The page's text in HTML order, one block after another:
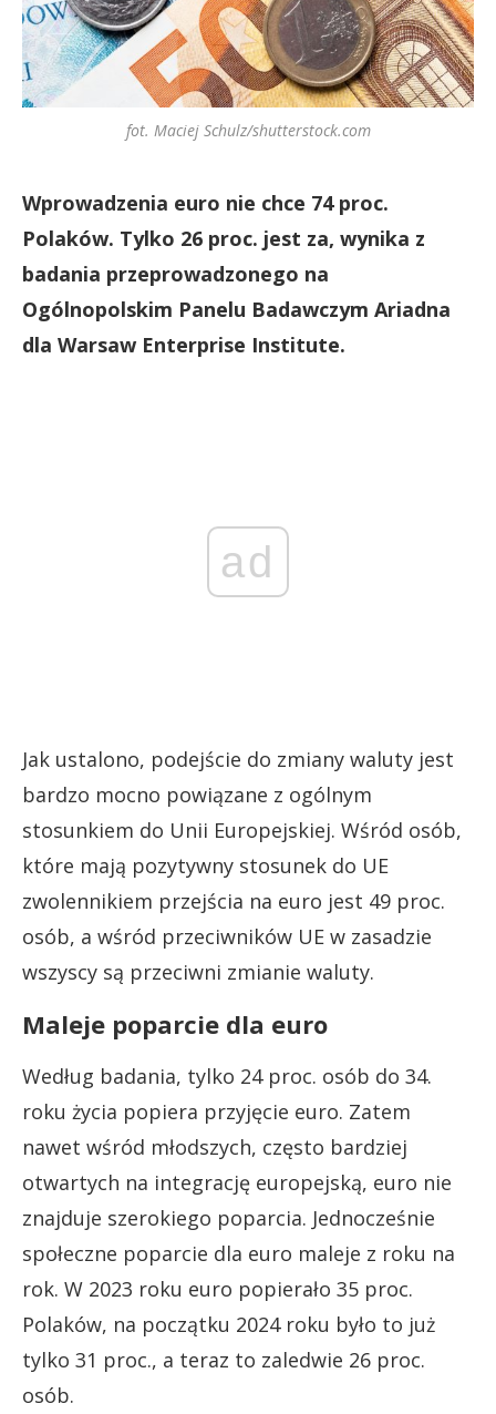
fot. Maciej Schulz/shutterstock.com
Wprowadzenia euro nie chce 74 proc.
Polaków. Tylko 26 proc. jest za, wynika z
badania przeprowadzonego na
Ogólnopolskim Panelu Badawczym Ariadna
dla Warsaw Enterprise Institute.
ad
Jak ustalono, podejście do zmiany waluty jest
bardzo mocno powiązane z ogólnym
stosunkiem do Unii Europejskiej. Wśród osób,
które mają pozytywny stosunek do UE
zwolennikiem przejścia na euro jest 49 proc.
osób, a wśród przeciwników UE w zasadzie
wszyscy są przeciwni zmianie waluty.
Maleje poparcie dla euro
Według badania, tylko 24 proc. osób do 34.
roku życia popiera przyjęcie euro. Zatem
nawet wśród młodszych, często bardziej
otwartych na integrację europejską, euro nie
znajduje szerokiego poparcia. Jednocześnie
społeczne poparcie dla euro maleje z roku na
rok. W 2023 roku euro popierało 35 proc.
Polaków, na początku 2024 roku było to już
tylko 31 proc., a teraz to zaledwie 26 proc.
osób.